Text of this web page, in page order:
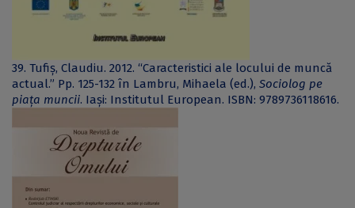
39. Tufiș, Claudiu. 2012. “Caracteristici ale locului de muncă
actual.” Pp. 125-132 în Lambru, Mihaela (ed.), Sociolog pe
piața muncii. Iași: Institutul European. ISBN: 9789736118616.